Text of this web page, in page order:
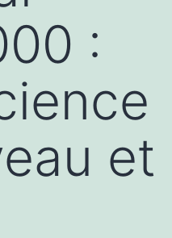
:
et